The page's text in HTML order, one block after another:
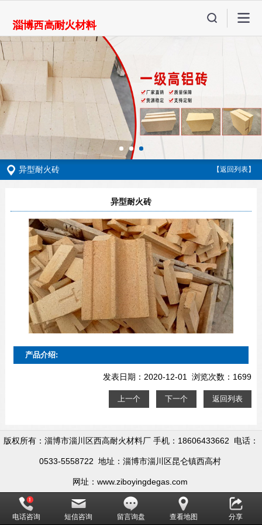
异型耐火砖 【返回列表】
异型耐火砖
产品介绍:
发表日期：2020-12-01 浏览次数：1699
上一个 下一个 返回列表
版权所有：淄博市淄川区西高耐火材料厂 手机：18606433662 电话：
0533-5558722 地址：淄博市淄川区昆仑镇西高村
网址：www.ziboyingdegas.com
电话咨询 短信咨询 留言询盘 查看地图 分享